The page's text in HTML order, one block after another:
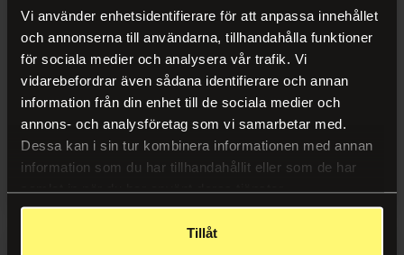
Vi använder enhetsidentifierare för att anpassa innehållet
och annonserna till användarna, tillhandahålla funktioner
för sociala medier och analysera vår trafik. Vi
vidarebefordrar även sådana identifierare och annan
information från din enhet till de sociala medier och
annons- och analysföretag som vi samarbetar med.
Dessa kan i sin tur kombinera informationen med annan
information som du har tillhandahållit eller som de har
samlat in när du har använt deras tjänster.
Tillåt
Fästnylon 25mm standard 5000/fp Fästnylon 40mm standard 5000/fp